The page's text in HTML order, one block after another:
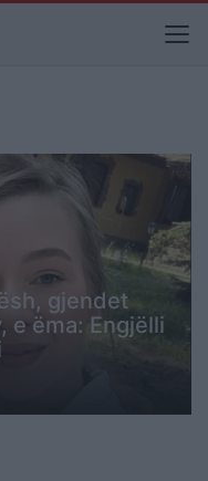
gjendet
e ëma: Engjëlli